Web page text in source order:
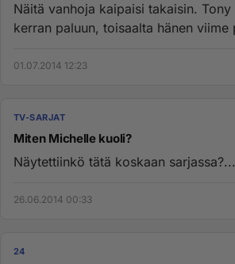
Näitä vanhoja kaipaisi takaisin.
kerran paluun, toisaalta hänen viime
01.07.2014 12:23
TV-SARJAT
Miten Michelle kuoli?
Näytettiinkö tätä koskaan sarjassa?...
26.06.2014 00:33
24